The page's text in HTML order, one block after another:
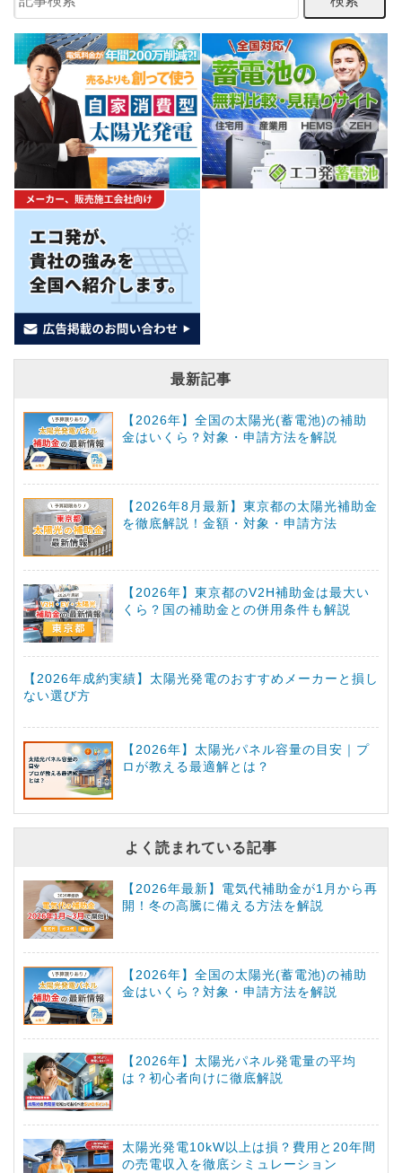
最新記事
【2026年】全国の太陽光(蓄電池)の補助
金はいくら？対象・申請方法を解説
【2026年8月最新】東京都の太陽光補助金
を徹底解説！金額・対象・申請方法
【2026年】東京都のV2H補助金は最大い
くら？国の補助金との併用条件も解説
【2026年成約実績】太陽光発電のおすすめメーカーと損し
ない選び方
【2026年】太陽光パネル容量の目安｜プ
ロが教える最適解とは？
よく読まれている記事
【2026年最新】電気代補助金が1月から再
開！冬の高騰に備える方法を解説
【2026年】全国の太陽光(蓄電池)の補助
金はいくら？対象・申請方法を解説
【2026年】太陽光パネル発電量の平均
は？初心者向けに徹底解説
太陽光発電10kW以上は損？費用と20年間
の売電収入を徹底シミュレーション